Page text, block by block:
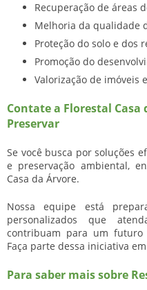
Recuperação de áreas
Melhoria da qualidade
Proteção do solo e dos
Promoção do
Valorização de imóveis
Contate a Florestal
Preservar
Se você busca por soluções
e preservação ambiental,
Casa da Árvore.
Nossa equipe está
personalizados que
contribuam para um futuro
Faça parte dessa iniciativa
Para saber mais sobre